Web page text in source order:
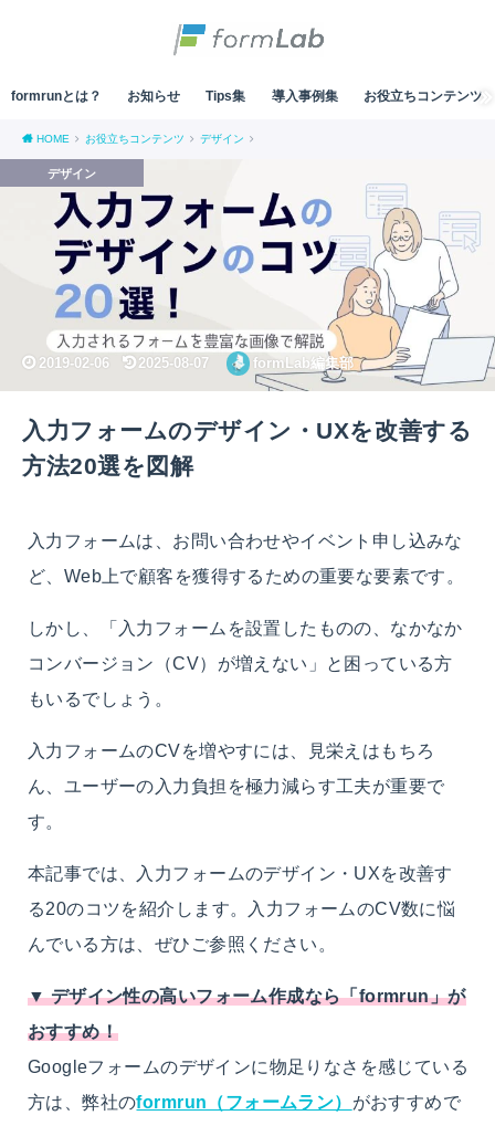
formrunとは？ お知らせ Tips集 導入事例集 お役立ちコンテンツ
HOME お役立ちコンテンツ デザイン
入力フォームのデザイン・UXを改善する
方法20選を図解
2019-02-06 2025-08-07 formLab編集部
デザイン
入力フォームは、お問い合わせやイベント申し込みな
ど、Web上で顧客を獲得するための重要な要素です。
しかし、「入力フォームを設置したものの、なかなか
コンバージョン（CV）が増えない」と困っている方
もいるでしょう。
入力フォームのCVを増やすには、見栄えはもちろ
ん、ユーザーの入力負担を極力減らす工夫が重要で
す。
本記事では、入力フォームのデザイン・UXを改善す
る20のコツを紹介します。入力フォームのCV数に悩
んでいる方は、ぜひご参照ください。
▼ デザイン性の高いフォーム作成なら「formrun」が
おすすめ！
Googleフォームのデザインに物足りなさを感じている
方は、弊社のformrun（フォームラン） がおすすめで